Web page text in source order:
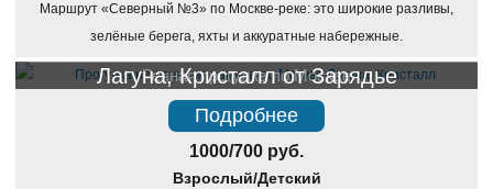
Маршрут «Северный №3» по Москве-реке: это широкие разливы,
зелёные берега, яхты и аккуратные набережные.
Речная прогулка по Москве
Лагуна, Кристалл от Зарядье
Подробнее
1000/700 руб.
Взрослый/Детский